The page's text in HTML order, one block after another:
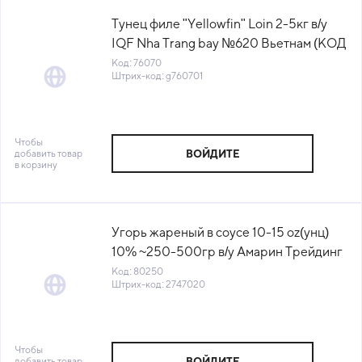
Тунец филе "Yellowfin" Loin 2-5кг в/у
IQF Nha Trang bay №620 Вьетнам (КОД
76070) (-18°С)
Код: 76070
Штрих-код: g760701
Чтобы
добавить товар
в корзину
ВОЙДИТЕ
Угорь жареный в соусе 10-15 oz(унц)
10% ~250-500гр в/у Амарин Трейдинг
Россия (МЛ) (КОД 80250) (-18°С)
Код: 80250
Штрих-код: 2747020
Чтобы